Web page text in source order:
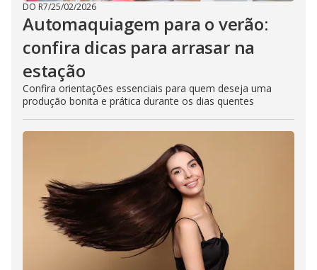
DO R7/25/02/2026
Automaquiagem para o verão:
confira dicas para arrasar na
estação
Confira orientações essenciais para quem deseja uma
produção bonita e prática durante os dias quentes